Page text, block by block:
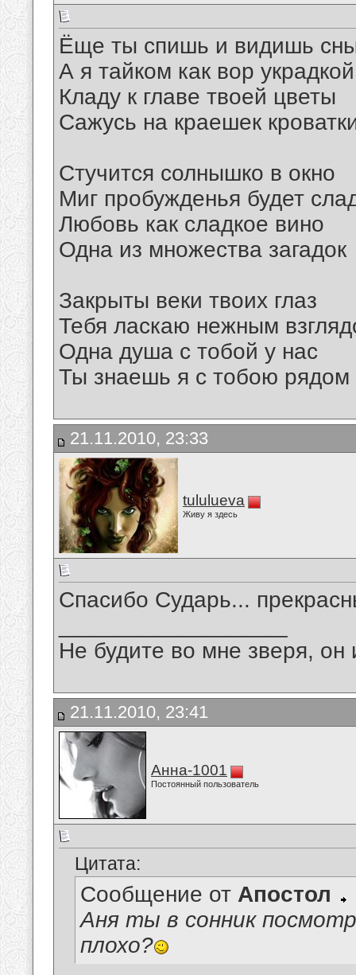
Ёще ты спишь и видишь
А я тайком как вор украдкой
Кладу к главе твоей цветы
Сажусь на краешек
Стучится солнышко в окно
Миг пробужденья будет
Любовь как сладкое вино
Одна из множества загадок
Закрыты веки твоих глаз
Тебя ласкаю нежным
Одна душа с тобой у нас
Ты знаешь я с тобою рядом
21.11.2010, 23:33
tululueva
Живу я здесь
Спасибо Сударь...
Не будите во мне зверя, он
21.11.2010, 23:41
Анна-1001
Постоянный пользователь
Цитата:
Сообщение от Апостол
Аня ты в сонник
плохо?